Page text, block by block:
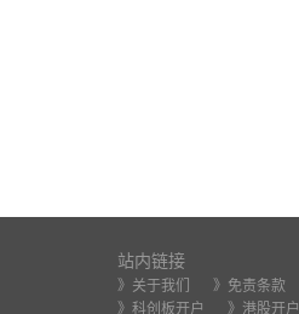
站内链接
》关于我们 》免责条款
》科创板开户
》港股开户